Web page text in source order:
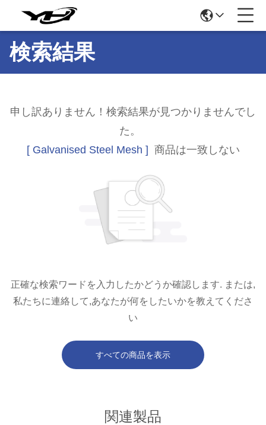
検索結果
申し訳ありません！検索結果が見つかりませんでし
た。
[ Galvanised Steel Mesh ] 商品は一致しない
正確な検索ワードを入力したかどうか確認します. または,
私たちに連絡して,あなたが何をしたいかを教えてくださ
い
すべての商品を表示
関連製品